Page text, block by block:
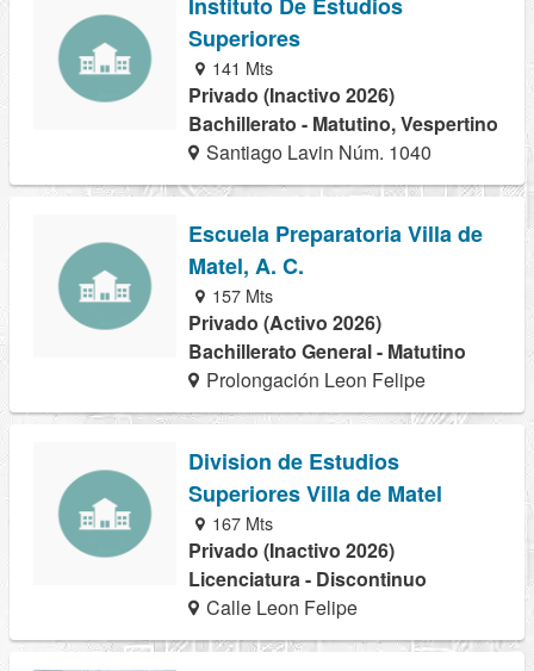
Superiores
141 Mts
Privado (Inactivo 2026)
Bachillerato - Matutino, Vespertino
Santiago Lavin Núm. 1040
Escuela Preparatoria Villa de
Matel, A. C.
157 Mts
Privado (Activo 2026)
Bachillerato General - Matutino
Prolongación Leon Felipe
Division de Estudios
Superiores Villa de Matel
167 Mts
Privado (Inactivo 2026)
Licenciatura - Discontinuo
Calle Leon Felipe